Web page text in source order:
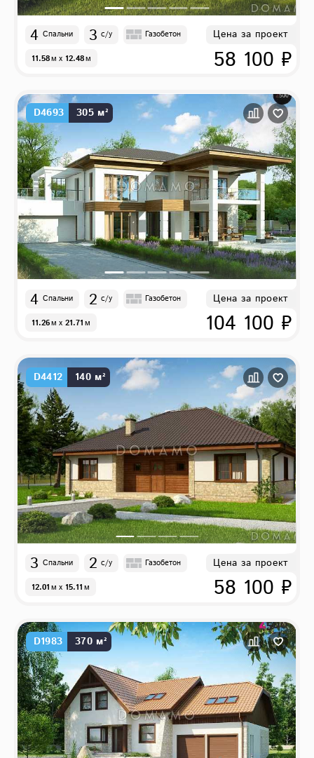
4 Спальни 3 с/у Газобетон
11.58м x 12.48м
Цена за проект
58 100 ₽
D4693 305 м²
4 Спальни 2 с/у Газобетон
11.26м x 21.71м
Цена за проект
104 100 ₽
D4412 140 м²
3 Спальни 2 с/у Газобетон
12.01м x 15.11м
Цена за проект
58 100 ₽
D1983 370 м²